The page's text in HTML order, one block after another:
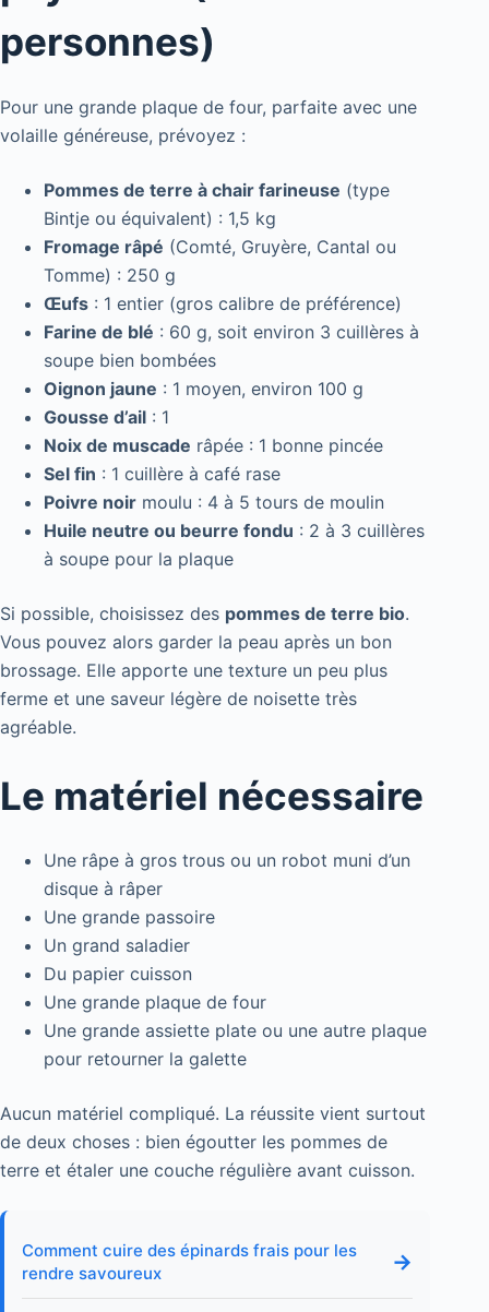
personnes)
Pour une grande plaque de four, parfaite avec une
volaille généreuse, prévoyez :
Pommes de terre à chair farineuse (type
Bintje ou équivalent) : 1,5 kg
Fromage râpé (Comté, Gruyère, Cantal ou
Tomme) : 250 g
Œufs : 1 entier (gros calibre de préférence)
Farine de blé : 60 g, soit environ 3 cuillères à
soupe bien bombées
Oignon jaune : 1 moyen, environ 100 g
Gousse d’ail : 1
Noix de muscade râpée : 1 bonne pincée
Sel fin : 1 cuillère à café rase
Poivre noir moulu : 4 à 5 tours de moulin
Huile neutre ou beurre fondu : 2 à 3 cuillères
à soupe pour la plaque
Si possible, choisissez des pommes de terre bio.
Vous pouvez alors garder la peau après un bon
brossage. Elle apporte une texture un peu plus
ferme et une saveur légère de noisette très
agréable.
Le matériel nécessaire
Une râpe à gros trous ou un robot muni d’un
disque à râper
Une grande passoire
Un grand saladier
Du papier cuisson
Une grande plaque de four
Une grande assiette plate ou une autre plaque
pour retourner la galette
Aucun matériel compliqué. La réussite vient surtout
de deux choses : bien égoutter les pommes de
terre et étaler une couche régulière avant cuisson.
Comment cuire des épinards frais pour les
rendre savoureux
→